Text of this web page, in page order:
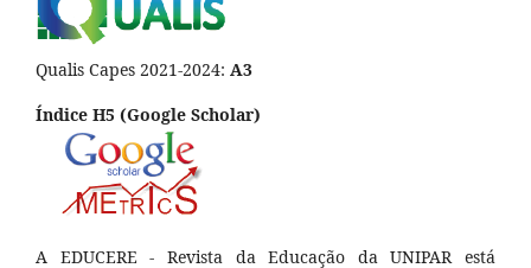
Qualis Capes 2021-2024: A3
Índice H5 (Google Scholar)
A EDUCERE - Revista da Educação da UNIPAR está